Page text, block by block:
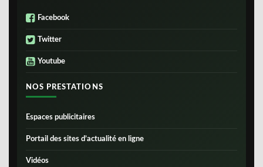
Facebook
Twitter
Youtube
NOS PRESTATIONS
Espaces publicitaires
Portail des sites d’actualité en ligne
Vidéos